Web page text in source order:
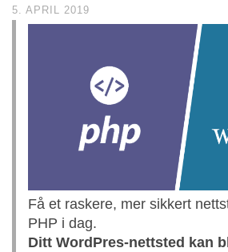
5. APRIL 2019
Få et raskere, mer sikkert
PHP i dag.
Ditt WordPres-nettsted kan